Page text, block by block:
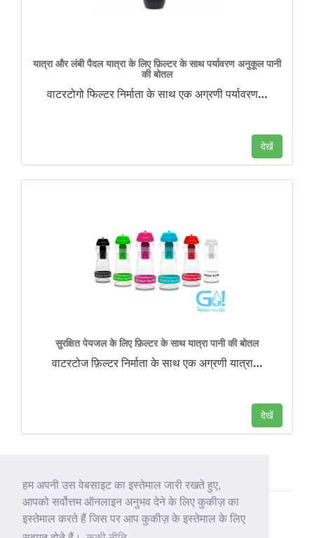
हम अपनी उस वेबसाइट का इस्तेमाल जारी रखते हुए,
आपको सर्वोत्तम ऑनलाइन अनुभव देने के लिए कुकीज़ का
इस्तेमाल करते हैं जिस पर आप कुकीज़ के इस्तेमाल के लिए
यात्रा और लंबी पैदल यात्रा के लिए फ़िल्टर के साथ पर्यावरण अनुकूल पानी
की बोतल
वाटरटोगो फिल्टर निर्माता के साथ एक अग्रणी पर्यावरण…
देखें
सुरक्षित पेयजल के लिए फ़िल्टर के साथ यात्रा पानी की बोतल
वाटरटोज फ़िल्टर निर्माता के साथ एक अग्रणी यात्रा…
देखें